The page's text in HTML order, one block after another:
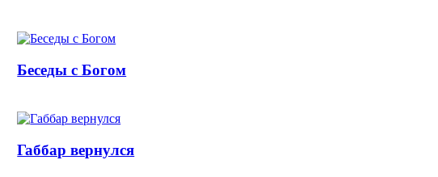
Беседы с Богом
Габбар вернулся